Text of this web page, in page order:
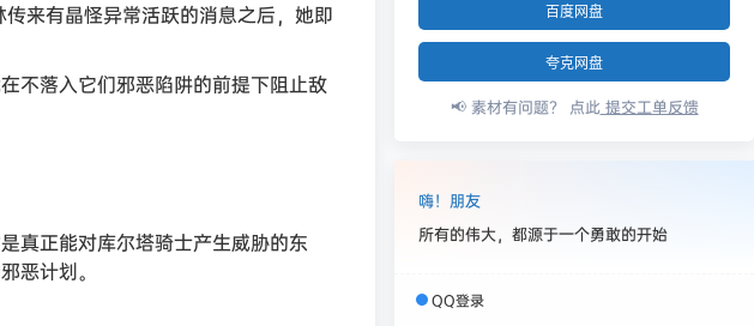
来有晶怪异常活跃的消息之后，她即
不落入它们邪恶陷阱的前提下阻止敌
真正能对库尔塔骑士产生威胁的东
恶计划。
百度网盘
夸克网盘
📢 素材有问题？ 点此提交工单反馈
嗨！朋友
所有的伟大，都源于一个勇敢的开始
QQ登录